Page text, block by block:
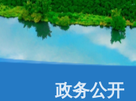
政务公开